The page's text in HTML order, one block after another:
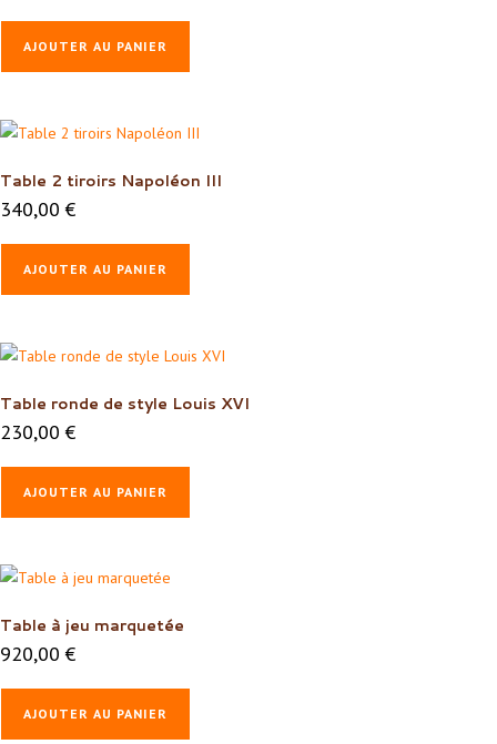
AJOUTER AU PANIER
Table 2 tiroirs Napoléon III
340,00€
AJOUTER AU PANIER
Table ronde de style Louis XVI
230,00€
AJOUTER AU PANIER
Table à jeu marquetée
920,00€
AJOUTER AU PANIER